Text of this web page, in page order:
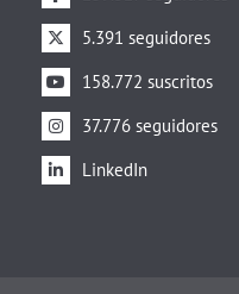
5.391 seguidores
158.772 suscritos
37.776 seguidores
LinkedIn